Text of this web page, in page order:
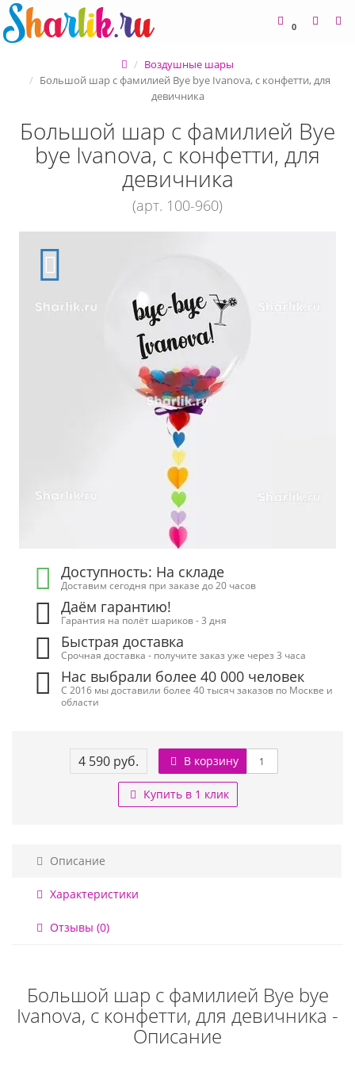
0
Воздушные шары
Большой шар с фамилией Bye bye Ivanova, с конфетти, для
девичника
Большой шар с фамилией Bye
bye Ivanova, с конфетти, для
девичника
(арт. 100-960)
Доступность: На складе
Доставим сегодня при заказе до 20 часов
Даём гарантию!
Гарантия на полёт шариков - 3 дня
Быстрая доставка
Срочная доставка - получите заказ уже через 3 часа
Нас выбрали более 40 000 человек
С 2016 мы доставили более 40 тысяч заказов по Москве и
области
4 590 руб. В корзину
Купить в 1 клик
Описание
Характеристики
Отзывы (0)
Большой шар с фамилией Bye bye
Ivanova, с конфетти, для девичника -
Описание